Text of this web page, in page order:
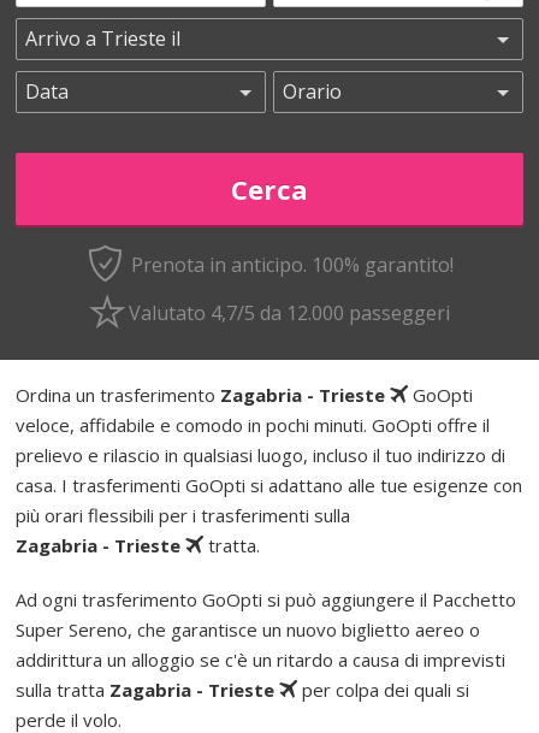
Prenota in anticipo. 100% garantito!
Valutato 4,7/5 da 12.000 passeggeri
Ordina un trasferimento Zagabria - Trieste
GoOpti
veloce, affidabile e comodo in pochi minuti. GoOpti offre il
prelievo e rilascio in qualsiasi luogo, incluso il tuo indirizzo di
casa. I trasferimenti GoOpti si adattano alle tue esigenze con
più orari flessibili per i trasferimenti sulla
Zagabria - Trieste
tratta.
Ad ogni trasferimento GoOpti si può aggiungere il Pacchetto
Super Sereno, che garantisce un nuovo biglietto aereo o
addirittura un alloggio se c'è un ritardo a causa di imprevisti
sulla tratta Zagabria - Trieste
per colpa dei quali si
perde il volo.